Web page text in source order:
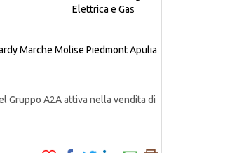
Marche Molise PiedmontApulia
Gruppo A2A attiva nella vendita di